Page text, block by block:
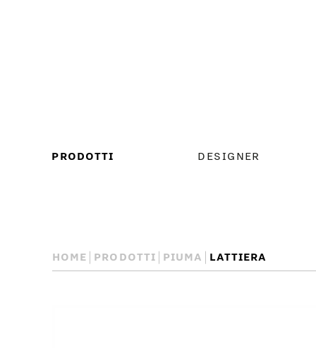
PRINCIPALE
PRODOTTI DESIGNER
HOME PRODOTTI PIUMA LATTIERA